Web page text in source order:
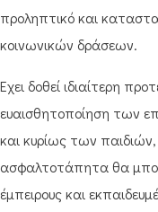
προληπτικό και
κοινωνικών δράσεων.
Έχει δοθεί ιδιαίτερη
ευαισθητοποίηση των
και κυρίως των
ασφαλτοτάπητα θα
έμπειρους και